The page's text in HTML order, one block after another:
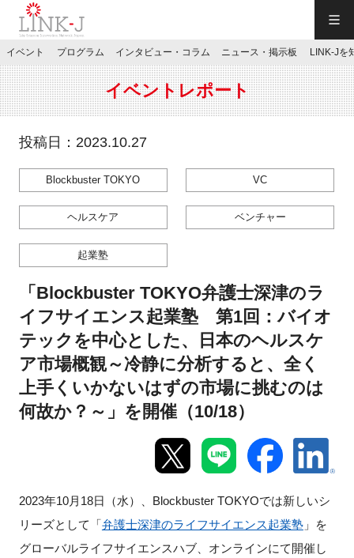
JP／EN
特別会員専用メニュー
お問い合わせ
マイページ
新規登録
インタビュー・コラム
ニュース・掲示板
イベント プログラム インタビュー・コラム ニュース・掲示板 LINK-Jを
イベントレポート
投稿日：2023.10.27
Blockbuster TOKYO VC
ヘルスケア ベンチャー
起業塾
「Blockbuster TOKYO弁護士深津のラ
イフサイエンス起業塾 第1回：バイオ
テックを中心とした、日本のヘルスケ
ア市場概観～冷静に分析すると、全く
上手くいかないはずの市場に挑むのは
何故か？～」を開催（10/18）
2023年10月 18日（水）、 Blockbuster TOKYOでは新しいシ
リーズとして「弁護士深津のライフサイエンス起業塾」を
グローバルライフサイエンスハブ、オンラインにて開催し